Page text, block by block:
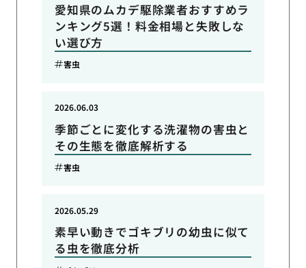
愛知県のムカデ駆除業者おすすめラ
ンキング5選！料金相場と失敗しな
い選び方
害虫
季節ごとに変化する洗濯物の害虫と
その生態を徹底解析する
2026.06.03
害虫
素早い動きでゴキブリの幼虫に似て
る虫を徹底分析
2026.05.29